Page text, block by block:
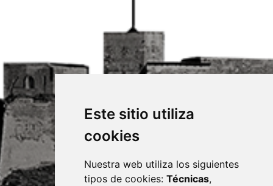
Este sitio utiliza
cookies
Nuestra web utiliza los siguientes
tipos de cookies: Técnicas,